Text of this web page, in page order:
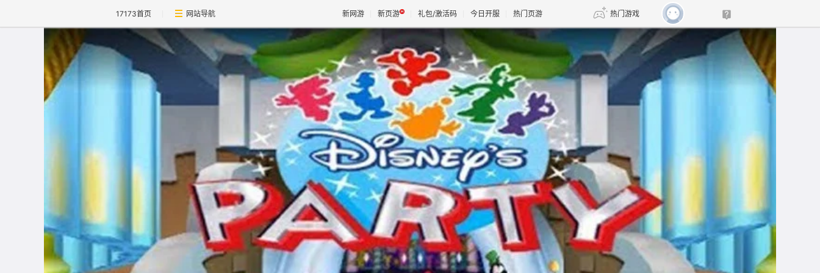
17173首页 网站导航 新网游 新页游 礼包/激活码 今日开服 热门页游 热门游戏
DNF
天堂
王权与自由 诛仙世界